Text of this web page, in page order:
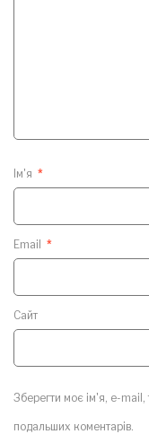
Ім'я *
Email *
Сайт
Зберегти моє ім'я, e-mail,
подальших коментарів.